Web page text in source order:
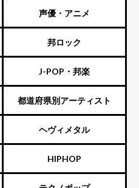
声優・アニメ
邦ロック
J-POP・邦楽
都道府県別アーティスト
ヘヴィメタル
HIPHOP